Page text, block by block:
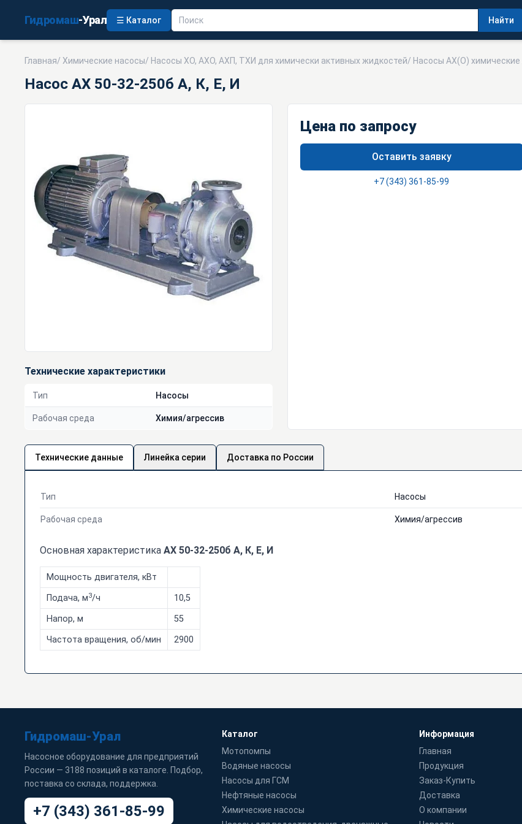
Гидромаш-Урал ☰ Каталог Найти
Главная/ Химические насосы/ Насосы ХО, АХО, АХП, ТХИ для химически активных жидкостей/ Насосы АХ(О) химические
Насос АХ 50-32-250б А, К, Е, И
Технические характеристики
Тип Насосы
Рабочая среда Химия/агрессив
Цена по запросу
Оставить заявку
+7 (343) 361-85-99
Технические данные Линейка серии Доставка по России
Тип Насосы
Рабочая среда Химия/агрессив
Основная характеристика АХ 50-32-250б А, К, Е, И
Мощность двигателя, кВт
Подача, м3/ч
10,5
Напор, м
55
Частота вращения, об/мин
2900
Гидромаш-Урал
Насосное оборудование для предприятий
России — 3188 позиций в каталоге. Подбор,
поставка со склада, поддержка.
+7 (343) 361-85-99
Каталог
Мотопомпы
Водяные насосы
Насосы для ГСМ
Нефтяные насосы
Химические насосы
Информация
Главная
Продукция
Заказ-Купить
Доставка
О компании